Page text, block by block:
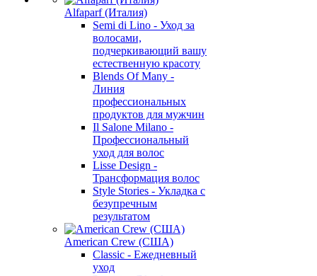
Alfaparf (Италия)
Semi di Lino - Уход за
волосами,
подчеркивающий вашу
естественную красоту
Blends Of Many -
Линия
профессиональных
продуктов для мужчин
Il Salone Milano -
Профессиональный
уход для волос
Lisse Design -
Трансформация волос
Style Stories - Укладка с
безупречным
результатом
American Crew (США)
Classic - Ежедневный
уход